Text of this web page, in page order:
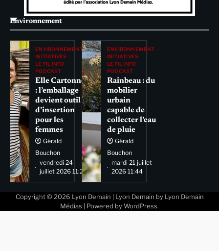
Environnement
ENVIRONNEMENT
INITIATIVES
LE FIL INFO
PODCAST
Elle Cartonne
: l’emballage
devient outil
d’insertion
pour les
femmes
Gérald
Bouchon
vendredi 24
juillet 2026 11:29
ENVIRONNEMENT
INITIATIVES
LE FIL INFO
PODCAST
Rainbeau : du
mobilier
urbain
capable de
collecter l’eau
de pluie
Gérald
Bouchon
mardi 21 juillet
2026 11:44
Copyright © 2026 Lyon Demain | Lyon Demain by Lyon Demain
Médias | Powered by WordPress.